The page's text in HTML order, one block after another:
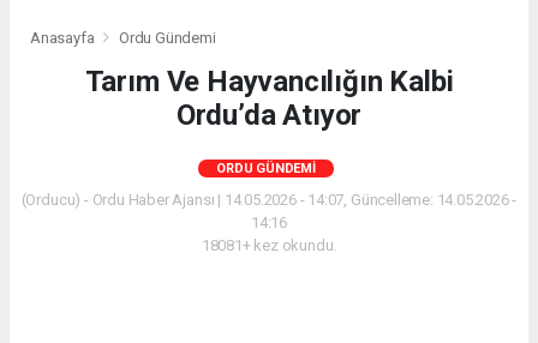
Anasayfa Ordu Gündemi
Tarım Ve Hayvancılığın Kalbi
Ordu’da Atıyor
ORDU GÜNDEMI
(Orducu) - Ordu Haber Ajansı | 14.05.2026 - 14:07, Güncelleme: 14.05.2026 -
14:16
18081+ kez okundu.